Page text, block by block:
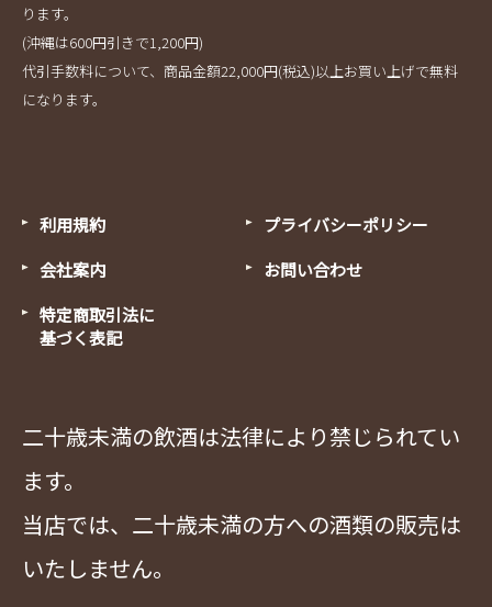
ります。
(沖縄は600円引きで1,200円)
代引手数料について、商品金額22,000円(税込)以上お買い上げで無料
になります。
利用規約
プライバシーポリシー
会社案内
お問い合わせ
特定商取引法に
基づく表記
二十歳未満の飲酒は法律により禁じられてい
ます。
当店では、二十歳未満の方への酒類の販売は
いたしません。